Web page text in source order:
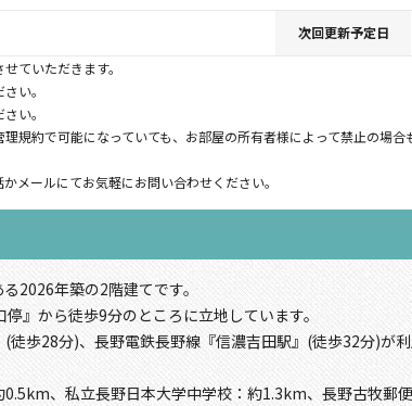
次回更新予定日
ていただきます。
い。
い。
規約で可能になっていても、お部屋の所有者様によって禁止の場
メールにてお気軽にお問い合わせください。
2026年築の2階建てです。
』から徒歩9分のところに立地しています。
徒歩28分)、長野電鉄長野線『信濃吉田駅』(徒歩32分)が
、私立長野日本大学中学校：約1.3km、長野古牧郵